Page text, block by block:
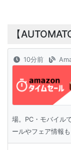
【
10分前
場。PC・モバイル
ールやフェア情報も